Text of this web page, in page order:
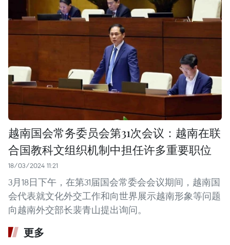
越南国会常务委员会第31次会议：越南在联
合国教科文组织机制中担任许多重要职位
18/03/2024 11:21
3月18日下午，在第31届国会常委会会议期间，越南国
会代表就文化外交工作和向世界展示越南形象等问题
向越南外交部长裴青山提出询问。
更多